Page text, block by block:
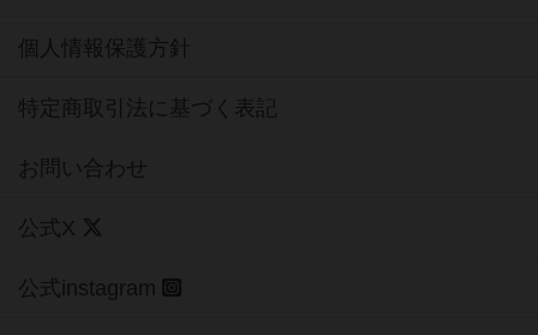
個人情報保護方針
特定商取引法に基づく表記
お問い合わせ
公式X
公式instagram